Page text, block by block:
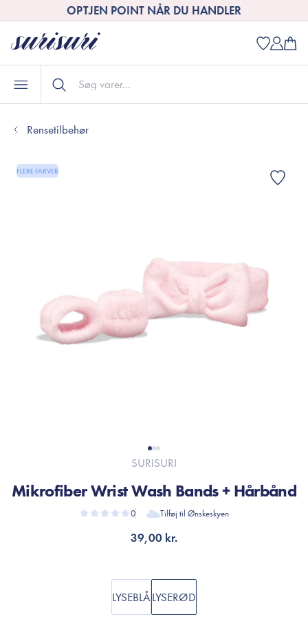
OPTJEN POINT NÅR DU HANDLER
Rensetilbehør
FLERE FARVER
SURISURI
Mikrofiber Wrist Wash Bands + Hårbånd
0 Tilføj til Ønskeskyen
39,00 kr.
LYSEBLÅLYSERØD